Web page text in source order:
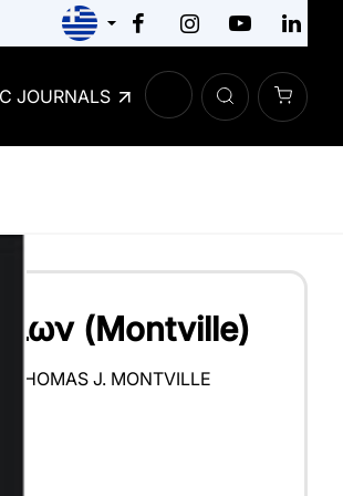
JOURNALS
(Montville)
THOMAS J. MONTVILLE